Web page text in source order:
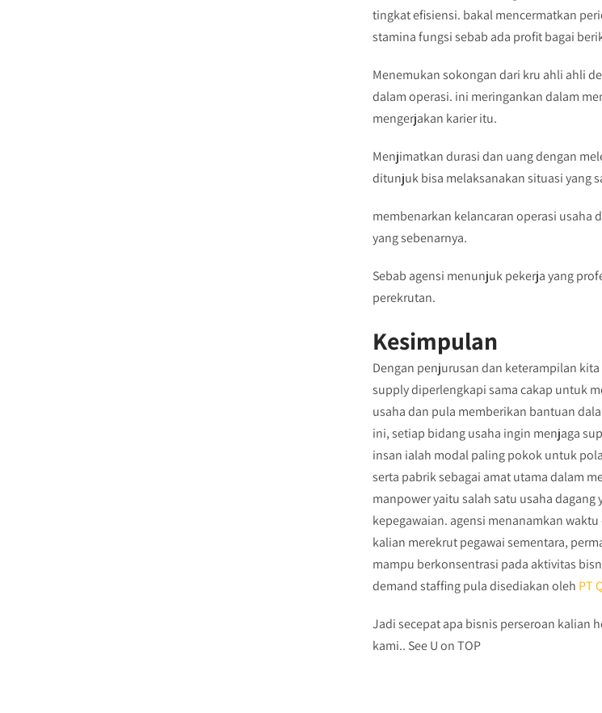
tingkat efisiensi. bakal mencermatkan
stamina fungsi sebab ada profit bagai
Menemukan sokongan dari kru ahli ahli
dalam operasi. ini meringankan dalam
mengerjakan karier itu.
Menjimatkan durasi dan uang dengan
ditunjuk bisa melaksanakan situasi yang
membenarkan kelancaran operasi usaha
yang sebenarnya.
Sebab agensi menunjuk pekerja yang
perekrutan.
Kesimpulan
Dengan penjurusan dan keterampilan
supply diperlengkapi sama cakap untuk
usaha dan pula memberikan bantuan
ini, setiap bidang usaha ingin menjaga
insan ialah modal paling pokok untuk
serta pabrik sebagai amat utama dalam
manpower yaitu salah satu usaha
kepegawaian. agensi menanamkan
kalian merekrut pegawai sementara,
mampu berkonsentrasi pada aktivitas
demand staffing pula disediakan oleh PT
Jadi secepat apa bisnis perseroan kalian
kami.. See U on TOP